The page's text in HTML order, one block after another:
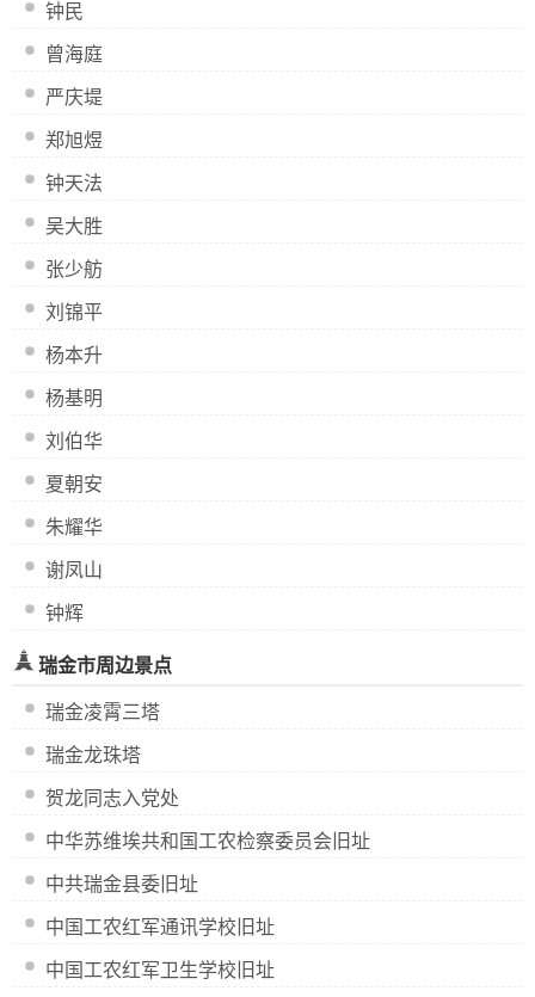
钟民
曾海庭
严庆堤
郑旭煜
钟天法
吴大胜
张少舫
刘锦平
杨本升
杨基明
刘伯华
夏朝安
朱耀华
谢凤山
钟辉
瑞金市周边景点
瑞金凌霄三塔
瑞金龙珠塔
贺龙同志入党处
中华苏维埃共和国工农检察委员会旧址
中共瑞金县委旧址
中国工农红军通讯学校旧址
中国工农红军卫生学校旧址